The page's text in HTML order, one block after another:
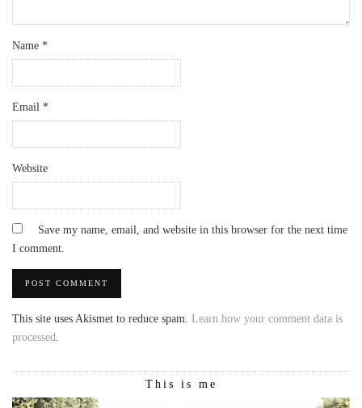
Name *
Email *
Website
Save my name, email, and website in this browser for the next time
I comment.
This site uses Akismet to reduce spam. Learn how your comment data is
processed.
This is me